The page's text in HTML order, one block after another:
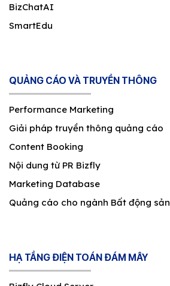
BizChatAI
SmartEdu
QUẢNG CÁO VÀ TRUYỀN THÔNG
Performance Marketing
Giải pháp truyền thông quảng cáo
Content Booking
Nội dung từ PR Bizfly
Marketing Database
Quảng cáo cho ngành Bất động sản
HẠ TẦNG ĐIỆN TOÁN ĐÁM MÂY